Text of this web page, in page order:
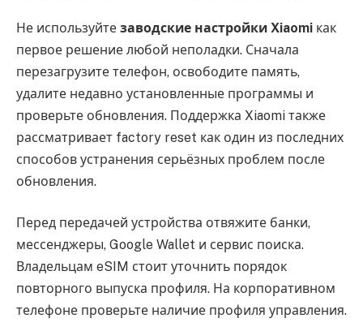
Не используйте заводские настройки Xiaomi как
первое решение любой неполадки. Сначала
перезагрузите телефон, освободите память,
удалите недавно установленные программы и
проверьте обновления. Поддержка Xiaomi также
рассматривает factory reset как один из последних
способов устранения серьёзных проблем после
обновления.
Перед передачей устройства отвяжите банки,
мессенджеры, Google Wallet и сервис поиска.
Владельцам eSIM стоит уточнить порядок
повторного выпуска профиля. На корпоративном
телефоне проверьте наличие профиля управления.